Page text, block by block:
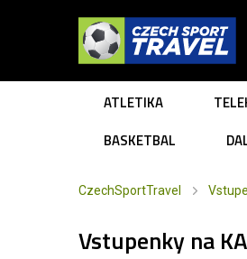
ATLETIKA
BASKETBAL
CzechSportTravel
Vstupenky na